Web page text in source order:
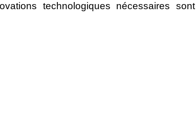
technologiques nécessaires sont